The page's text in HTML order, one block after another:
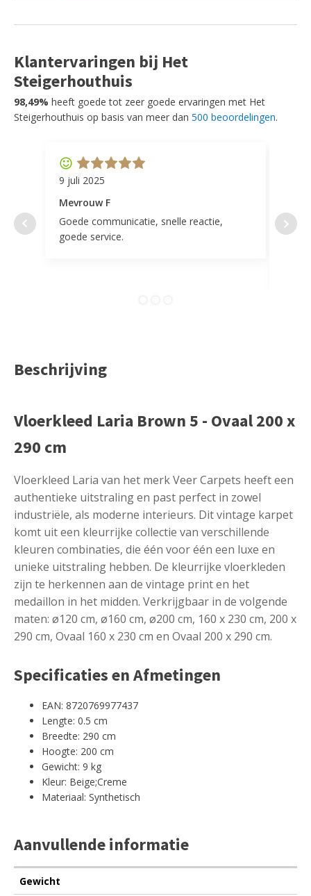
Klantervaringen bij Het
Steigerhouthuis
98,49% heeft goede tot zeer goede ervaringen met Het
Steigerhouthuis op basis van meer dan 500 beoordelingen.
9 juli 2025
Mevrouw F
Goede communicatie, snelle reactie,
goede service.
door
Beschrijving
Vloerkleed Laria Brown 5 - Ovaal 200 x
290 cm
Vloerkleed Laria van het merk Veer Carpets heeft een
authentieke uitstraling en past perfect in zowel
industriële, als moderne interieurs. Dit vintage karpet
komt uit een kleurrijke collectie van verschillende
kleuren combinaties, die één voor één een luxe en
unieke uitstraling hebben. De kleurrijke vloerkleden
zijn te herkennen aan de vintage print en het
medaillon in het midden. Verkrijgbaar in de volgende
maten: ø120 cm, ø160 cm, ø200 cm, 160 x 230 cm, 200 x
290 cm, Ovaal 160 x 230 cm en Ovaal 200 x 290 cm.
Specificaties en Afmetingen
EAN: 8720769977437
Lengte: 0.5 cm
Breedte: 290 cm
Hoogte: 200 cm
Gewicht: 9 kg
Kleur: Beige;Creme
Materiaal: Synthetisch
Aanvullende informatie
Gewicht